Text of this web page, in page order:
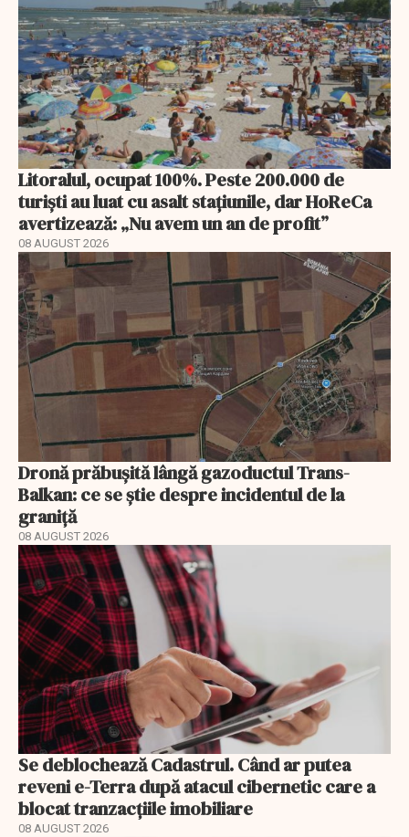
Litoralul, ocupat 100%. Peste 200.000 de
turiști au luat cu asalt stațiunile, dar HoReCa
avertizează: „Nu avem un an de profit”
08 AUGUST 2026
Dronă prăbușită lângă gazoductul Trans-
Balkan: ce se știe despre incidentul de la
graniță
08 AUGUST 2026
Se deblochează Cadastrul. Când ar putea
reveni e-Terra după atacul cibernetic care a
blocat tranzacțiile imobiliare
08 AUGUST 2026